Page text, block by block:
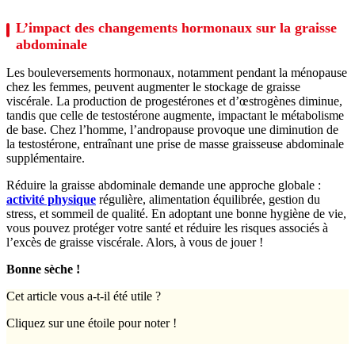
L’impact des changements hormonaux sur la graisse
abdominale
Les bouleversements hormonaux, notamment pendant la ménopause
chez les femmes, peuvent augmenter le stockage de graisse
viscérale. La production de progestérones et d’œstrogènes diminue,
tandis que celle de testostérone augmente, impactant le métabolisme
de base. Chez l’homme, l’andropause provoque une diminution de
la testostérone, entraînant une prise de masse graisseuse abdominale
supplémentaire.
Réduire la graisse abdominale demande une approche globale :
activité physique régulière, alimentation équilibrée, gestion du
stress, et sommeil de qualité. En adoptant une bonne hygiène de vie,
vous pouvez protéger votre santé et réduire les risques associés à
l’excès de graisse viscérale. Alors, à vous de jouer !
Bonne sèche !
Cet article vous a-t-il été utile ?
Cliquez sur une étoile pour noter !